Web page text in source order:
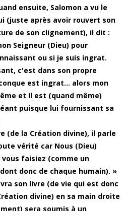
ensuite, Salomon a vu le
(juste après avoir rouvert son
de son clignement), il dit :
Seigneur (Dieu) pour
ou si je suis ingrat.
c'est dans son propre
est ingrat... alors mon
et Il est (quand même)
puisque lui fournissant sa
(de la Création divine), il parle
vérité car Nous (Dieu)
faisiez (comme un
donc de chaque humain). »
son livre (de vie qui est donc
divine) en sa main droite
sera soumis à un